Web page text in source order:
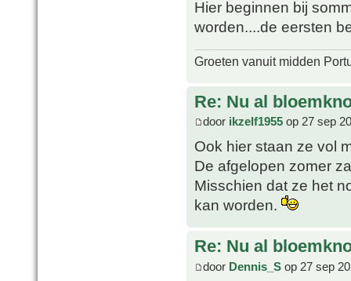
Hier beginnen bij
worden....de eersten
Groeten vanuit midden
Re: Nu al
door ikzelf1955 op 27 sep
Ook hier staan ze vol
De afgelopen zomer
Misschien dat ze het
kan worden.
Re: Nu al
door Dennis_S op 27 sep